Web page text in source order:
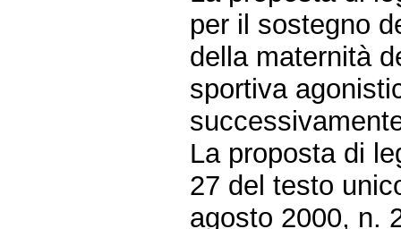
per il sostegno
della maternità
sportiva
La proposta di
27 del testo
agosto 2000, n.